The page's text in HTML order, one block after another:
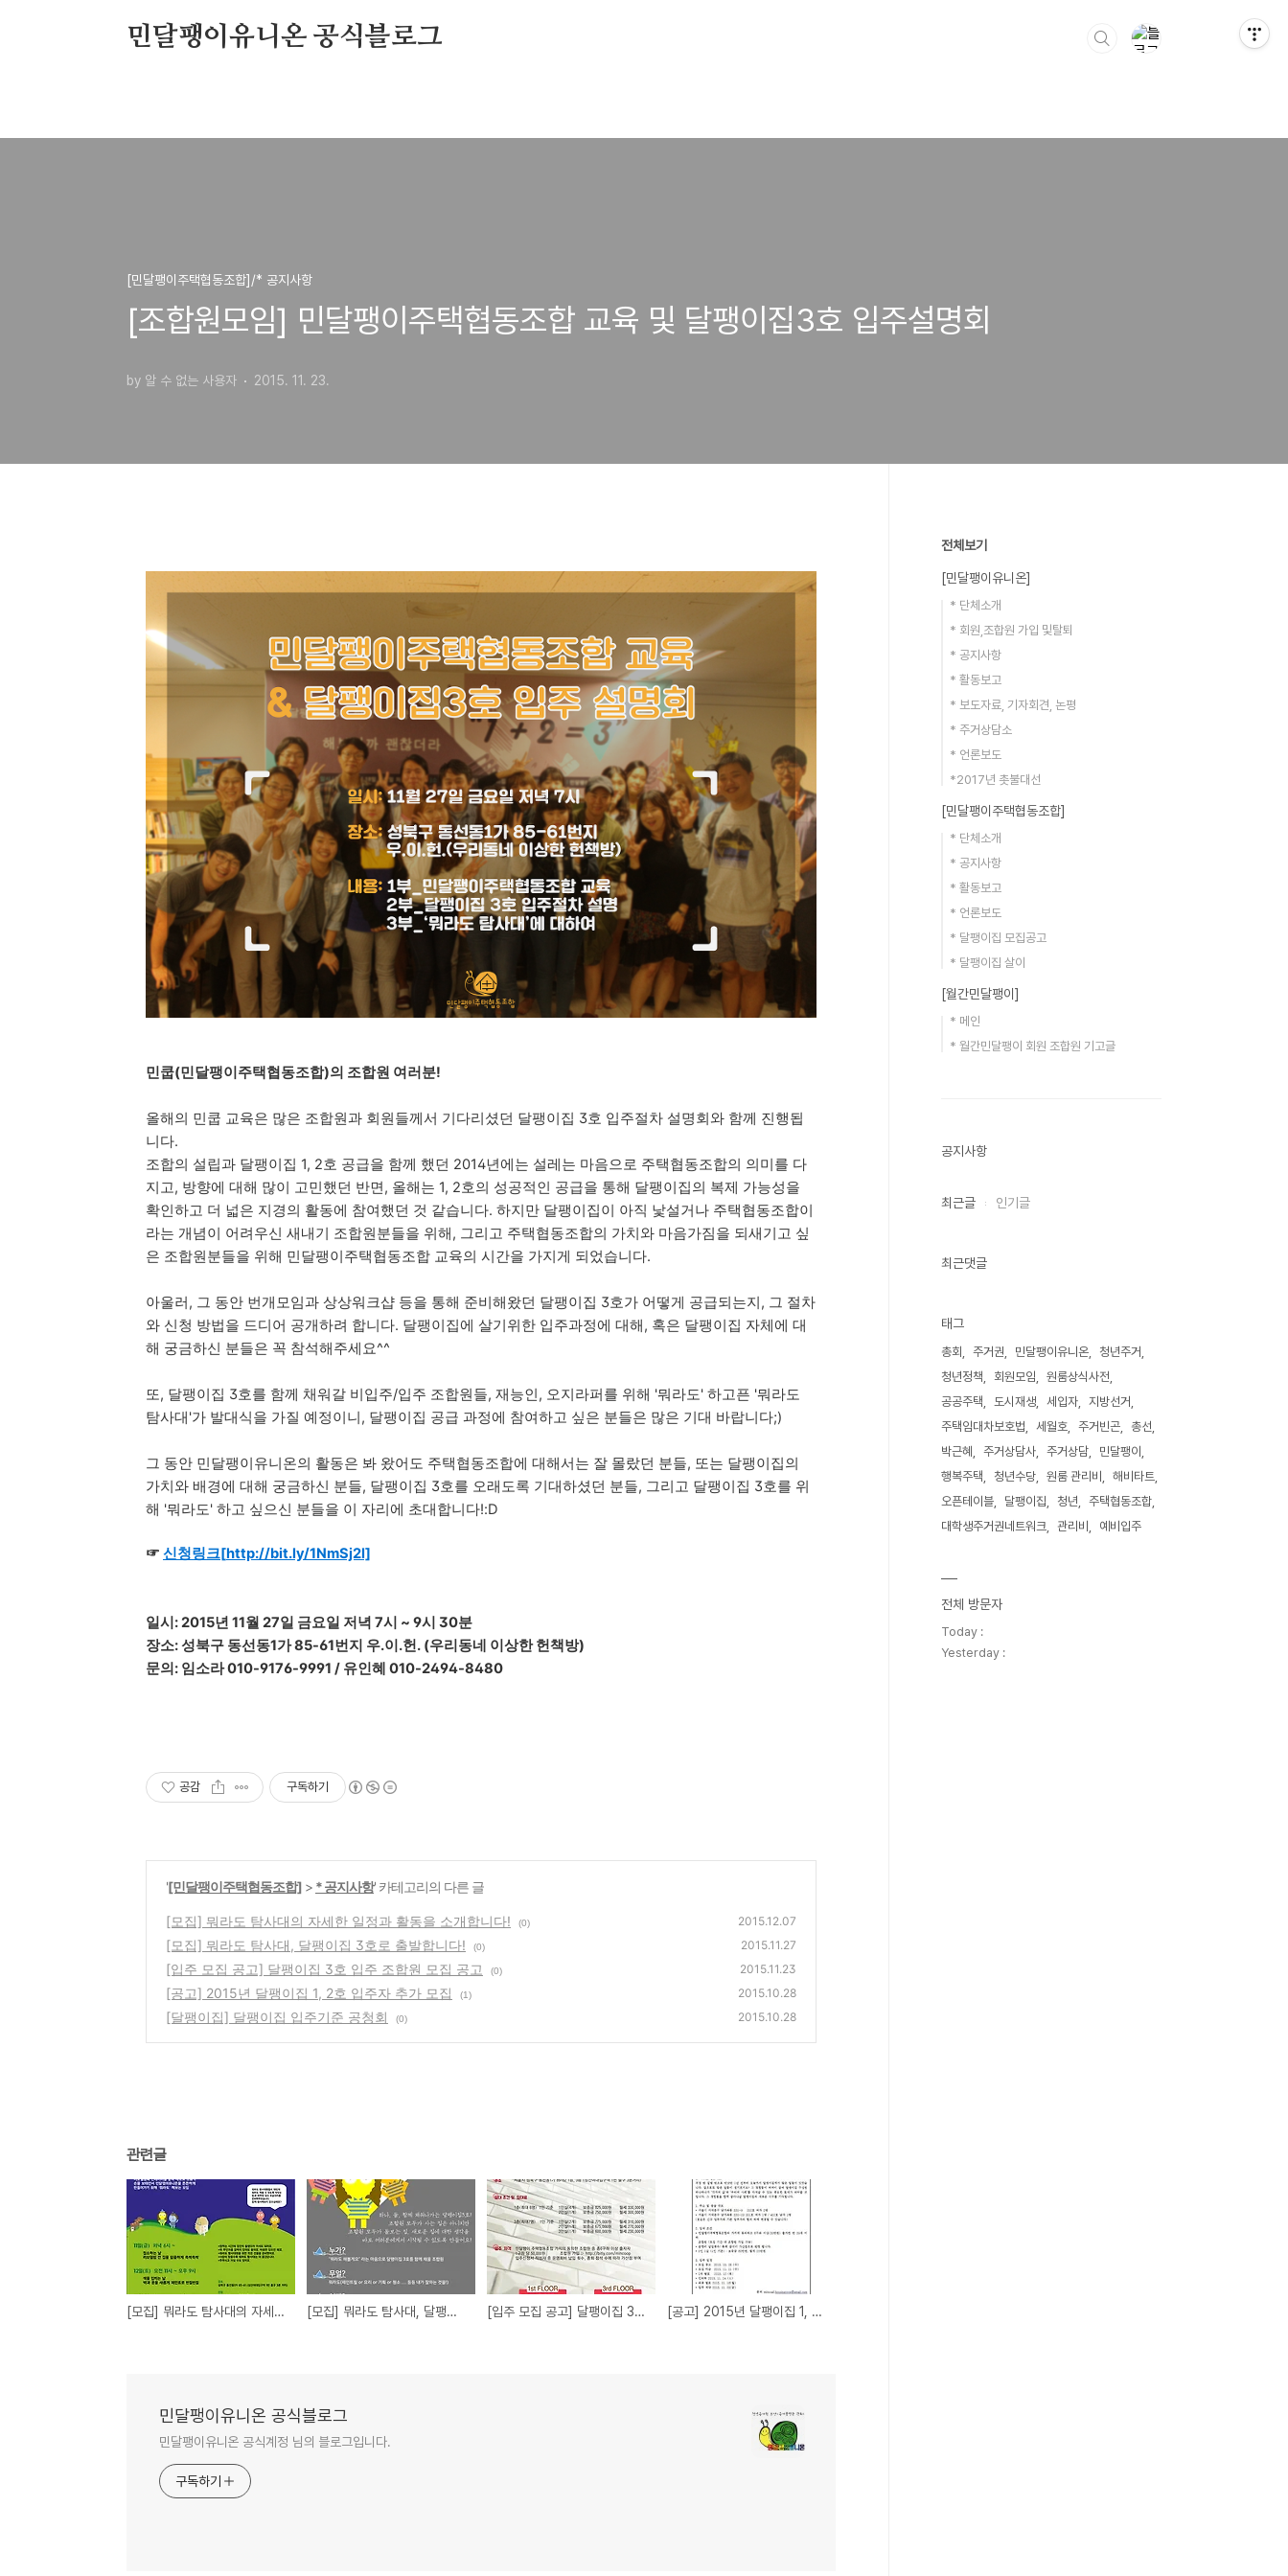
민달팽이유니온 공식블로그
[민달팽이주택협동조합]/* 공지사항
[조합원모임] 민달팽이주택협동조합 교육 및 달팽이집3호 입주설명회
by 알 수 없는 사용자 2015. 11. 23.
민쿱(민달팽이주택협동조합)의 조합원 여러분!
올해의 민쿱 교육은 많은 조합원과 회원들께서 기다리셨던 달팽이집 3호 입주절차 설명회와 함께 진행됩
니다.
조합의 설립과 달팽이집 1, 2호 공급을 함께 했던 2014년에는 설레는 마음으로 주택협동조합의 의미를 다
지고, 방향에 대해 많이 고민했던 반면, 올해는 1, 2호의 성공적인 공급을 통해 달팽이집의 복제 가능성을
확인하고 더 넓은 지경의 활동에 참여했던 것 같습니다. 하지만 달팽이집이 아직 낯설거나 주택협동조합이
라는 개념이 어려우신 새내기 조합원분들을 위해, 그리고 주택협동조합의 가치와 마음가짐을 되새기고 싶
은 조합원분들을 위해 민달팽이주택협동조합 교육의 시간을 가지게 되었습니다.
아울러, 그 동안 번개모임과 상상워크샵 등을 통해 준비해왔던 달팽이집 3호가 어떻게 공급되는지, 그 절차
와 신청 방법을 드디어 공개하려 합니다. 달팽이집에 살기위한 입주과정에 대해, 혹은 달팽이집 자체에 대
해 궁금하신 분들은 꼭 참석해주세요^^
또, 달팽이집 3호를 함께 채워갈 비입주/입주 조합원들, 재능인, 오지라퍼를 위해 '뭐라도' 하고픈 '뭐라도
탐사대'가 발대식을 가질 예정이니, 달팽이집 공급 과정에 참여하고 싶은 분들은 많은 기대 바랍니다;)
그 동안 민달팽이유니온의 활동은 봐 왔어도 주택협동조합에 대해서는 잘 몰랐던 분들, 또는 달팽이집의
가치와 배경에 대해 궁금하신 분들, 달팽이집 3호를 오래도록 기대하셨던 분들, 그리고 달팽이집 3호를 위
해 '뭐라도' 하고 싶으신 분들을 이 자리에 초대합니다!:D
☞ 신청링크[http://bit.ly/1NmSj2l]
일시: 2015년 11월 27일 금요일 저녁 7시 ~ 9시 30분
장소: 성북구 동선동1가 85-61번지 우.이.헌. (우리동네 이상한 헌책방)
문의: 임소라 010-9176-9991 / 유인혜 010-2494-8480
공감 구독하기
'[민달팽이주택협동조합] > * 공지사항' 카테고리의 다른 글
[모집] 뭐라도 탐사대의 자세한 일정과 활동을 소개합니다! (0) 2015.12.07
[모집] 뭐라도 탐사대, 달팽이집 3호로 출발합니다! (0) 2015.11.27
[입주 모집 공고] 달팽이집 3호 입주 조합원 모집 공고 (0) 2015.11.23
[공고] 2015년 달팽이집 1, 2호 입주자 추가 모집 (1) 2015.10.28
[달팽이집] 달팽이집 입주기준 공청회 (0) 2015.10.28
관련글
[모집] 뭐라도 탐사대의 자세한 일정과 활동을 소개합니다! [모집] 뭐라도 탐사대, 달팽이집 3호로 출발합니다! [입주 모집 공고] 달팽이집 3호 입주 조합원 모집 공고 [공고] 2015년 달팽이집 1, 2호 입주자 추가 모집
민달팽이유니온 공식블로그
민달팽이유니온 공식계정 님의 블로그입니다.
구독하기
전체보기
[민달팽이유니온]
* 단체소개
* 회원,조합원 가입 및탈퇴
* 공지사항
* 활동보고
* 보도자료, 기자회견, 논평
* 주거상담소
* 언론보도
*2017년 촛불대선
[민달팽이주택협동조합]
* 단체소개
* 공지사항
* 활동보고
* 언론보도
* 달팽이집 모집공고
* 달팽이집 살이
[월간민달팽이]
* 메인
* 월간민달팽이 회원 조합원 기고글
공지사항
최근글 인기글
최근댓글
태그
총회 주거권 민달팽이유니온
청년주거
청년정책
회원모임
원룸상식사전
공공주택
도시재생 세입자
지방선거
주택임대차보호법
세월호 주거빈곤
총선
박근혜
주거상담사 주거상담
민달팽이
행복주택
청년수당 원룸 관리비
해비타트
오픈테이블
달팽이집 청년
주택협동조합
대학생주거권네트워크
관리비 예비입주
전체 방문자
Today :
Yesterday :